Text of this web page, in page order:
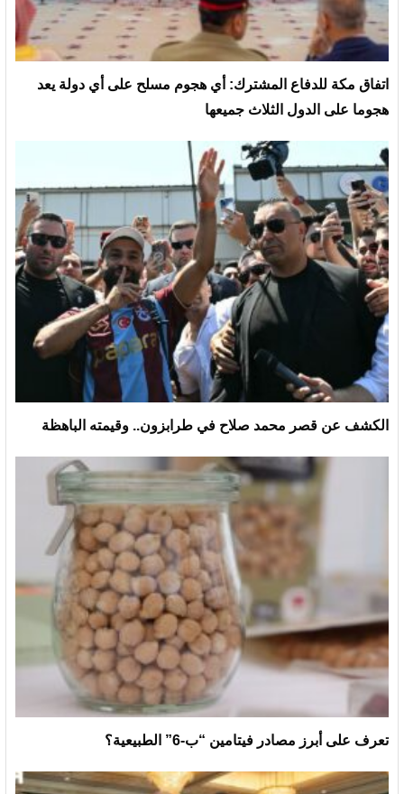
‏اتفاق مكة للدفاع المشترك: أي هجوم مسلح على أي دولة يعد
هجوما على الدول الثلاث جميعها
الكشف عن قصر محمد صلاح في طرابزون.. وقيمته الباهظة
تعرف على أبرز مصادر فيتامين “ب-6” الطبيعية؟